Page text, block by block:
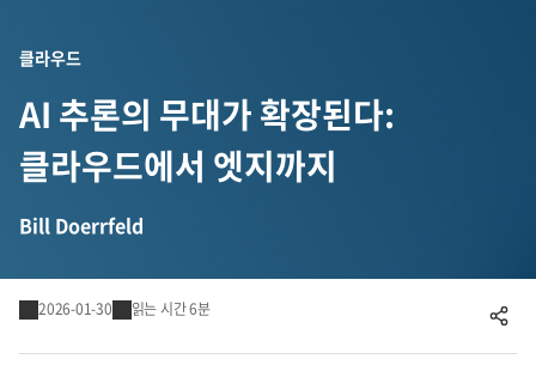
디지털 혁신
물류 서비스
클라우드
AI 추론의 무대가 확장된다:
클라우드에서 엣지까지
Bill Doerrfeld
2026-01-30
읽는 시간 6분
공유하기